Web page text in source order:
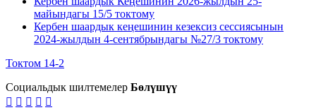
майындагы 15/5 токтому
Кербен шаардык кеңешинин кезексиз сессиясынын
2024-жылдын 4-сентябрындагы №27/3 токтому
Токтом 14-2
Социальдык шилтемелер Бөлүшүү
    